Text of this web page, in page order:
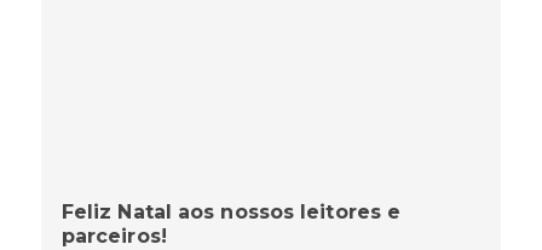
Feliz Natal aos nossos leitores e
parceiros!